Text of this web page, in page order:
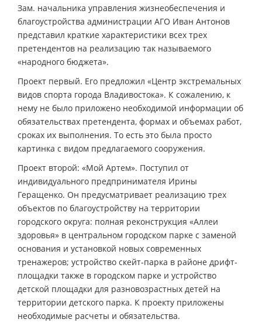
Зам. начальника управления жизнеобеспечения и
благоустройства администрации АГО Иван Антонов
представил краткие характеристики всех трех
претендентов на реализацию так называемого
«народного бюджета».
Проект первый. Его предложил «Центр экстремальных
видов спорта города Владивостока». К сожалению, к
нему не было приложено необходимой информации об
обязательствах претендента, формах и объемах работ,
сроках их выполнения. То есть это была просто
картинка с видом предлагаемого сооружения.
Проект второй: «Мой Артем». Поступил от
индивидуального предпринимателя Ирины
Геращенко. Он предусматривает реализацию трех
объектов по благоустройству на территории
городского округа: полная реконструкция «Аллеи
здоровья» в центральном городском парке с заменой
основания и установкой новых современных
тренажеров; устройство скейт-парка в районе дрифт-
площадки также в городском парке и устройство
детской площадки для разновозрастных детей на
территории детского парка. К проекту приложены
необходимые расчеты и обязательства.